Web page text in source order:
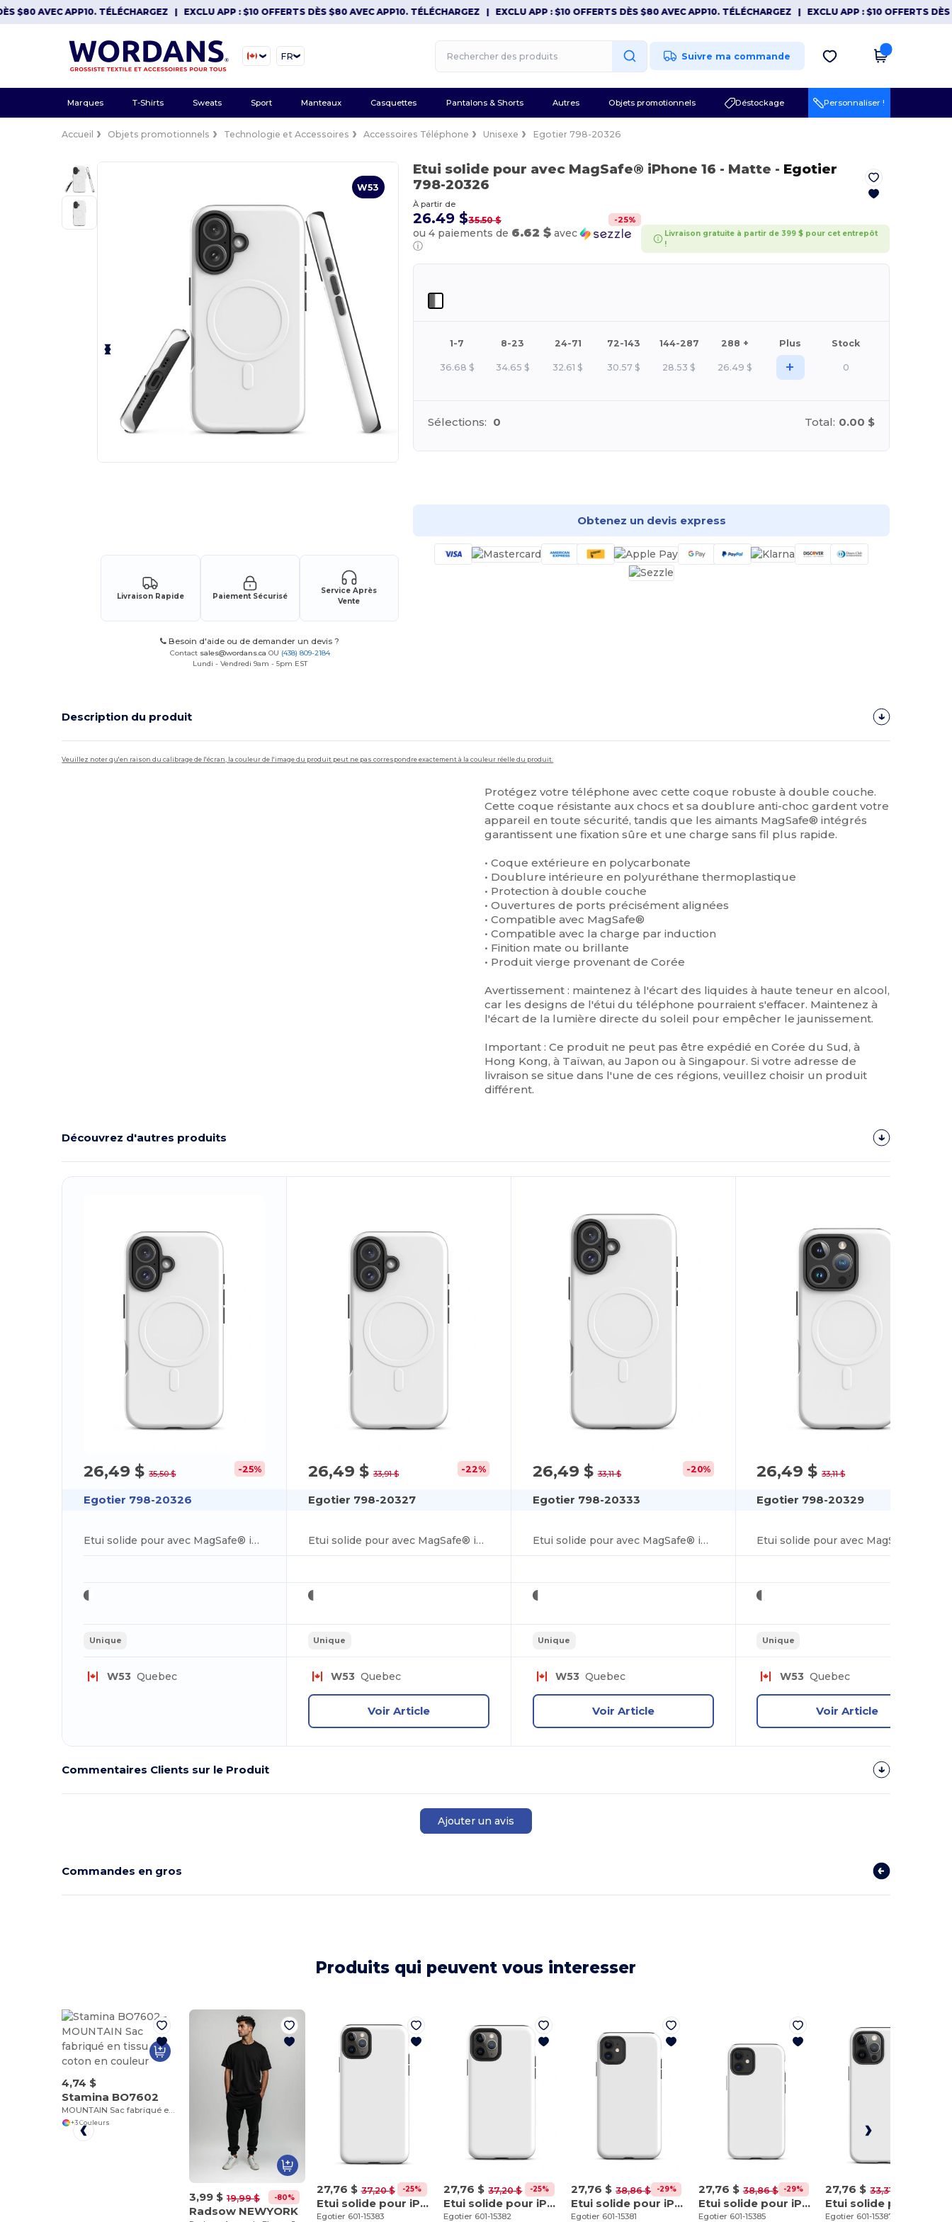
AVEC APP10. TÉLÉCHARGEZ|EXCLU APP : $10 OFFERTS DÈS $80 AVEC APP10. TÉLÉCHARGEZ|EXCLU APP : $10 OFFERTS DÈS $80 AVEC APP10. TÉLÉCHARGEZ|EXCLU APP : $10 OFFERTS DÈS $80
FR Suivre ma commande
Marques T-Shirts Sweats Sport Manteaux Casquettes Pantalons & Shorts Autres Objets promotionnels Déstockage Personnaliser !
Accueil Objets promotionnels Technologie et Accessoires Accessoires Téléphone Unisexe Egotier 798-20326
W53
Livraison Rapide Paiement Sécurisé
Service Après
Vente
Besoin d'aide ou de demander un devis ?
Contact sales@wordans.ca OU (438) 809-2184
Lundi - Vendredi 9am - 5pm EST
Etui solide pour avec MagSafe® iPhone 16 - Matte - Egotier
798-20326
À partir de
26.49 $35.50 $ -25%
ou 4 paiements de 6.62 $avec
ⓘ
Livraison gratuite à partir de 399 $ pour cet entrepôt
!
1-7 8-23 24-71 72-143 144-287 288 + Plus Stock
36.68 $ 34.65 $ 32.61 $ 30.57 $ 28.53 $ 26.49 $ + 0
Sélections: 0 Total: 0.00 $
Obtenez un devis express
Description du produit
Veuillez noter qu'en raison du calibrage de l'écran, la couleur de l'image du produit peut ne pas correspondre exactement à la couleur réelle du produit.
Protégez votre téléphone avec cette coque robuste à double couche.
Cette coque résistante aux chocs et sa doublure anti-choc gardent votre
appareil en toute sécurité, tandis que les aimants MagSafe® intégrés
garantissent une fixation sûre et une charge sans fil plus rapide.
• Coque extérieure en polycarbonate
• Doublure intérieure en polyuréthane thermoplastique
• Protection à double couche
• Ouvertures de ports précisément alignées
• Compatible avec MagSafe®
• Compatible avec la charge par induction
• Finition mate ou brillante
• Produit vierge provenant de Corée
Avertissement : maintenez à l'écart des liquides à haute teneur en alcool,
car les designs de l'étui du téléphone pourraient s'effacer. Maintenez à
l'écart de la lumière directe du soleil pour empêcher le jaunissement.
Important : Ce produit ne peut pas être expédié en Corée du Sud, à
Hong Kong, à Taïwan, au Japon ou à Singapour. Si votre adresse de
livraison se situe dans l'une de ces régions, veuillez choisir un produit
différent.
Découvrez d'autres produits
Personnalisez-
26,49 $35,50 $ -25%
Egotier 798-20326
Etui solide pour avec MagSafe® iPhone 16
Unique
W53 Quebec
26,49 $ 33,91 $ -22%
Egotier 798-20327
Etui solide pour avec MagSafe® iPhone 16
Unique
W53 Quebec
Voir Article
26,49 $33,11 $ -20%
Egotier 798-20333
Etui solide pour avec MagSafe® iPhone 16 Plus
Unique
W53 Quebec
Voir Article
26,49 $33,11 $
Egotier 798-20329
Unique
W53 Quebec
Voir Article
Commentaires Clients sur le Produit
Ajouter un avis
Commandes en gros
Produits qui peuvent vous interesser
4,74 $
Stamina BO7602
MOUNTAIN Sac fabriqué en tissu coton en couleur
+3 Couleurs
3,99 $ 19,99 $ -80%
Radsow NEWYORK
27,76 $ 37,20 $ -25%
Etui solide pour iPhone 11 Pro Max
Egotier 601-15383
27,76 $ 37,20 $ -25%
Etui solide pour iPhone 11 Pro
Egotier 601-15382
27,76 $ 38,86 $ -29%
Etui solide pour iPhone 11
Egotier 601-15381
27,76 $ 38,86 $ -29%
Etui solide pour iPhone 12 mini
Egotier 601-15385
27,76 $ 33,31 $
Egotier 601-15387